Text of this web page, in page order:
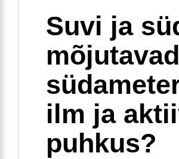
Suvi ja
mõjutavad
ilm ja
puhkus?